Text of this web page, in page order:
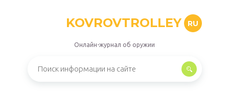
KOVROVTROLLEY RU
Онлайн-журнал об оружии